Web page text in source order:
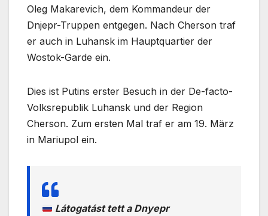
Oleg Makarevich, dem Kommandeur der
Dnjepr-Truppen entgegen. Nach Cherson traf
er auch in Luhansk im Hauptquartier der
Wostok-Garde ein.
Dies ist Putins erster Besuch in der De-facto-
Volksrepublik Luhansk und der Region
Cherson. Zum ersten Mal traf er am 19. März
in Mariupol ein.
Látogatást tett a Dnyepr